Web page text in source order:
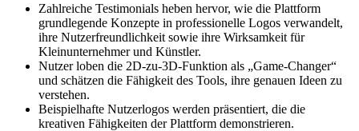
Zahlreiche Testimonials heben hervor, wie die Plattform
grundlegende Konzepte in professionelle Logos verwandelt,
ihre Nutzerfreundlichkeit sowie ihre Wirksamkeit für
Kleinunternehmer und Künstler.
Nutzer loben die 2D-zu-3D-Funktion als „Game-Changer“
und schätzen die Fähigkeit des Tools, ihre genauen Ideen zu
verstehen.
Beispielhafte Nutzerlogos werden präsentiert, die die
kreativen Fähigkeiten der Plattform demonstrieren.